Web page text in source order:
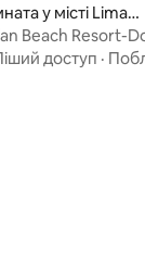
у місті Limasa
Beach Resort-
доступ ·